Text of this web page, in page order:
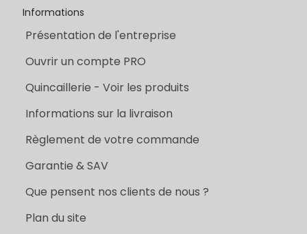
Informations
Présentation de l'entreprise
Ouvrir un compte PRO
Quincaillerie - Voir les produits
Informations sur la livraison
Règlement de votre commande
Garantie & SAV
Que pensent nos clients de nous ?
Plan du site